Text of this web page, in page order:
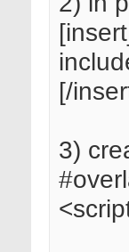
[/
3)